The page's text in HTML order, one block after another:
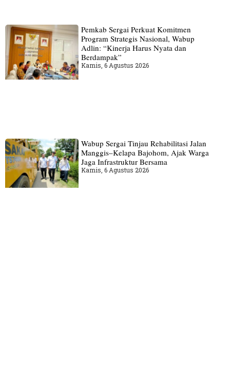
Pemkab Sergai Perkuat Komitmen
Program Strategis Nasional, Wabup
Adlin: “Kinerja Harus Nyata dan
Berdampak”
Kamis, 6 Agustus 2026
Wabup Sergai Tinjau Rehabilitasi Jalan
Manggis–Kelapa Bajohom, Ajak Warga
Jaga Infrastruktur Bersama
Kamis, 6 Agustus 2026